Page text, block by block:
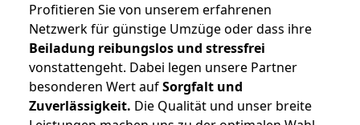
Profitieren Sie von unserem erfahrenen
Netzwerk für günstige Umzüge oder dass ihre
Beiladung reibungslos und stressfrei
vonstattengeht. Dabei legen unsere Partner
besonderen Wert aufSorgfalt und
Zuverlässigkeit. Die Qualität und unser breite